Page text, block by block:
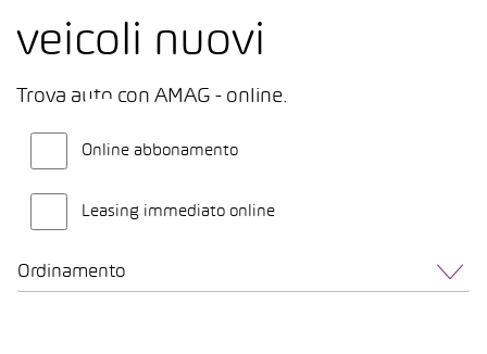
veicoli nuovi
Trova auto con AMAG - online.
Online abbonamento
Leasing immediato online
Ordinamento